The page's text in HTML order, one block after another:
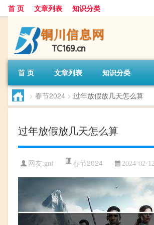
首 页 文章列表 知识分类
首 页 文章列表 知识分类
> 春节2024 > 过年放假放几天怎么算
过年放假放几天怎么算
网友:gnf 春节2024 2024-02-